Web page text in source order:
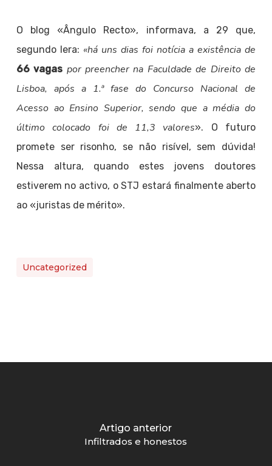
O blog «Ângulo Recto», informava, a 29 que,
segundo lera: «há uns dias foi notícia a existência de
66 vagas por preencher na Faculdade de Direito de
Lisboa, após a 1.ª fase do Concurso Nacional de
Acesso ao Ensino Superior, sendo que a média do
último colocado foi de 11,3 valores». O futuro
promete ser risonho, se não risível, sem dúvida!
Nessa altura, quando estes jovens doutores
estiverem no activo, o STJ estará finalmente aberto
ao «juristas de mérito».
Uncategorized
Artigo anterior
Infiltrados e honestos